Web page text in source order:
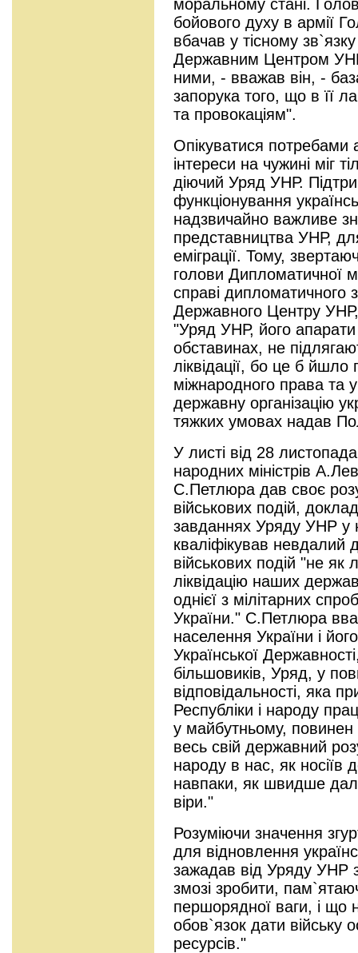
моральному стані.
бойового духу в армії
вбачав у тісному
Державним Центром
ними, - вважав він, -
запорука того, що в її
та провокаціям".
Опікуватися потребами
інтереси на чужині міг
діючий Уряд УНР.
функціонування
надзвичайно важливе
представництва УНР, для
еміграції. Тому,
голови Дипломатичної
справі дипломатичного
Державного Центру
"Уряд УНР, його апарати
обставинах, не
ліквідації, бо це б
міжнародного права та
державну організацію
тяжких умовах надав
У листі від 28
народних міністрів
С.Петлюра дав своє
військових подій,
завданнях Уряду УНР у
кваліфікував невдалий
військових подій "не як
ліквідацію наших
однієї з мілітарних
України." С.Петлюра
населення України і
Української
більшовиків, Уряд, у
відповідальності, яка
Республіки і народу
у майбутньому, повинен
весь свій державний
народу в нас, як носіїв
навпаки, як швидше дала
віри."
Розуміючи значення
для відновлення
зажадав від Уряду УНР
змозі зробити,
першорядної ваги, і що
обов`язок дати війську
ресурсів."